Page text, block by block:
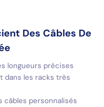
Des Câbles De
longueurs précises
dans les racks très
câbles personnalisés